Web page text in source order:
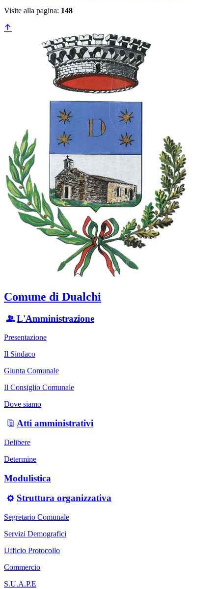
Visite alla pagina: 148
Comune di Dualchi
L'Amministrazione
Presentazione
Il Sindaco
Giunta Comunale
Il Consiglio Comunale
Dove siamo
Atti amministrativi
Delibere
Determine
Modulistica
Struttura organizzativa
Segretario Comunale
Servizi Demografici
Ufficio Protocollo
Commercio
S.U.A.P.E